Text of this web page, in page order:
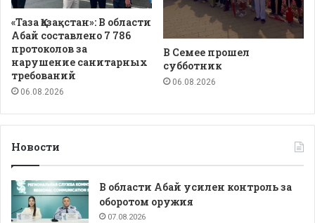
«Таза Қазақстан»: В области
Абай составлено 7 786
протоколов за
нарушение санитарных
требований
06.08.2026
В Семее прошел
субботник
06.08.2026
Новости
В области Абай усилен контроль за
оборотом оружия
07.08.2026